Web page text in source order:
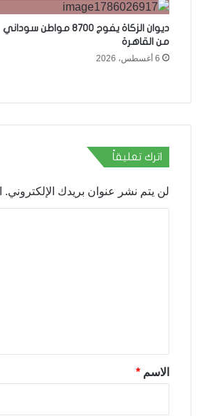
ديوان الزكاة يفوج 8700 مواطن سوداني
من القاهرة
6 أغسطس، 2026
اترك تعليقاً
لن يتم نشر عنوان بريدك الإلكتروني.
*الاسم *